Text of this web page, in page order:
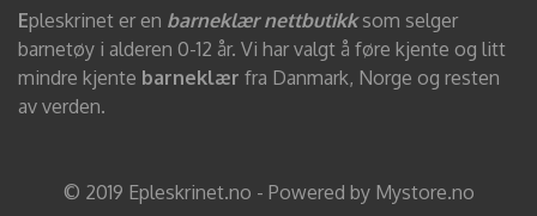
Epleskrinet er en barneklær nettbutikksom selger
barnetøy i alderen 0-12 år. Vi har valgt å føre kjente og litt
mindre kjente barneklær fra Danmark, Norge og resten
av verden.
© 2019 Epleskrinet.no - Powered by Mystore.no